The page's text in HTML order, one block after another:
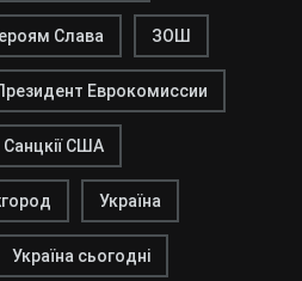
Слава ЗОШ
Еврокомиссии
Санцкії США
Україна
Україна сьогодні